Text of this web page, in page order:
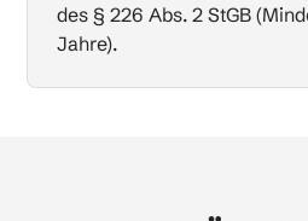
des § 226 Abs. 2 StGB
Jahre).